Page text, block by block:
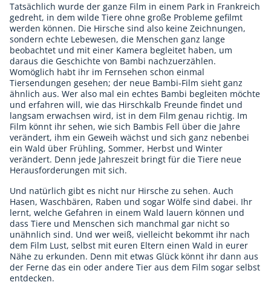
Tatsächlich wurde der ganze Film in einem Park in Frankreich
gedreht, in dem wilde Tiere ohne große Probleme gefilmt
werden können. Die Hirsche sind also keine Zeichnungen,
sondern echte Lebewesen, die Menschen ganz lange
beobachtet und mit einer Kamera begleitet haben, um
daraus die Geschichte von Bambi nachzuerzählen.
Womöglich habt ihr im Fernsehen schon einmal
Tiersendungen gesehen; der neue Bambi-Film sieht ganz
ähnlich aus. Wer also mal ein echtes Bambi begleiten möchte
und erfahren will, wie das Hirschkalb Freunde findet und
langsam erwachsen wird, ist in dem Film genau richtig. Im
Film könnt ihr sehen, wie sich Bambis Fell über die Jahre
verändert, ihm ein Geweih wächst und sich ganz nebenbei
ein Wald über Frühling, Sommer, Herbst und Winter
verändert. Denn jede Jahreszeit bringt für die Tiere neue
Herausforderungen mit sich.
Und natürlich gibt es nicht nur Hirsche zu sehen. Auch
Hasen, Waschbären, Raben und sogar Wölfe sind dabei. Ihr
lernt, welche Gefahren in einem Wald lauern können und
dass Tiere und Menschen sich manchmal gar nicht so
unähnlich sind. Und wer weiß, vielleicht bekommt ihr nach
dem Film Lust, selbst mit euren Eltern einen Wald in eurer
Nähe zu erkunden. Denn mit etwas Glück könnt ihr dann aus
der Ferne das ein oder andere Tier aus dem Film sogar selbst
entdecken.